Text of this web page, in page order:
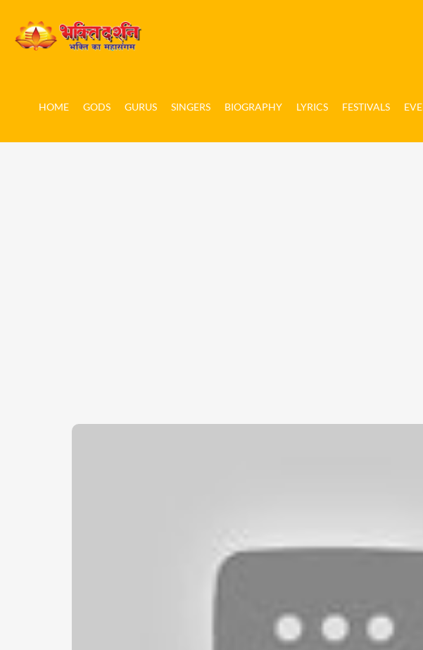
HOME GODS GURUS SINGERS BIOGRAPHY LYRICS FESTIVALS